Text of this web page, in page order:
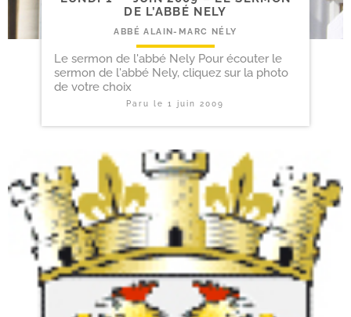
DE L’ABBÉ NELY
ABBÉ ALAIN-MARC NÉLY
Le sermon de l'abbé Nely Pour écouter le
sermon de l'abbé Nely, cliquez sur la photo
de votre choix
Paru le1 juin 2009